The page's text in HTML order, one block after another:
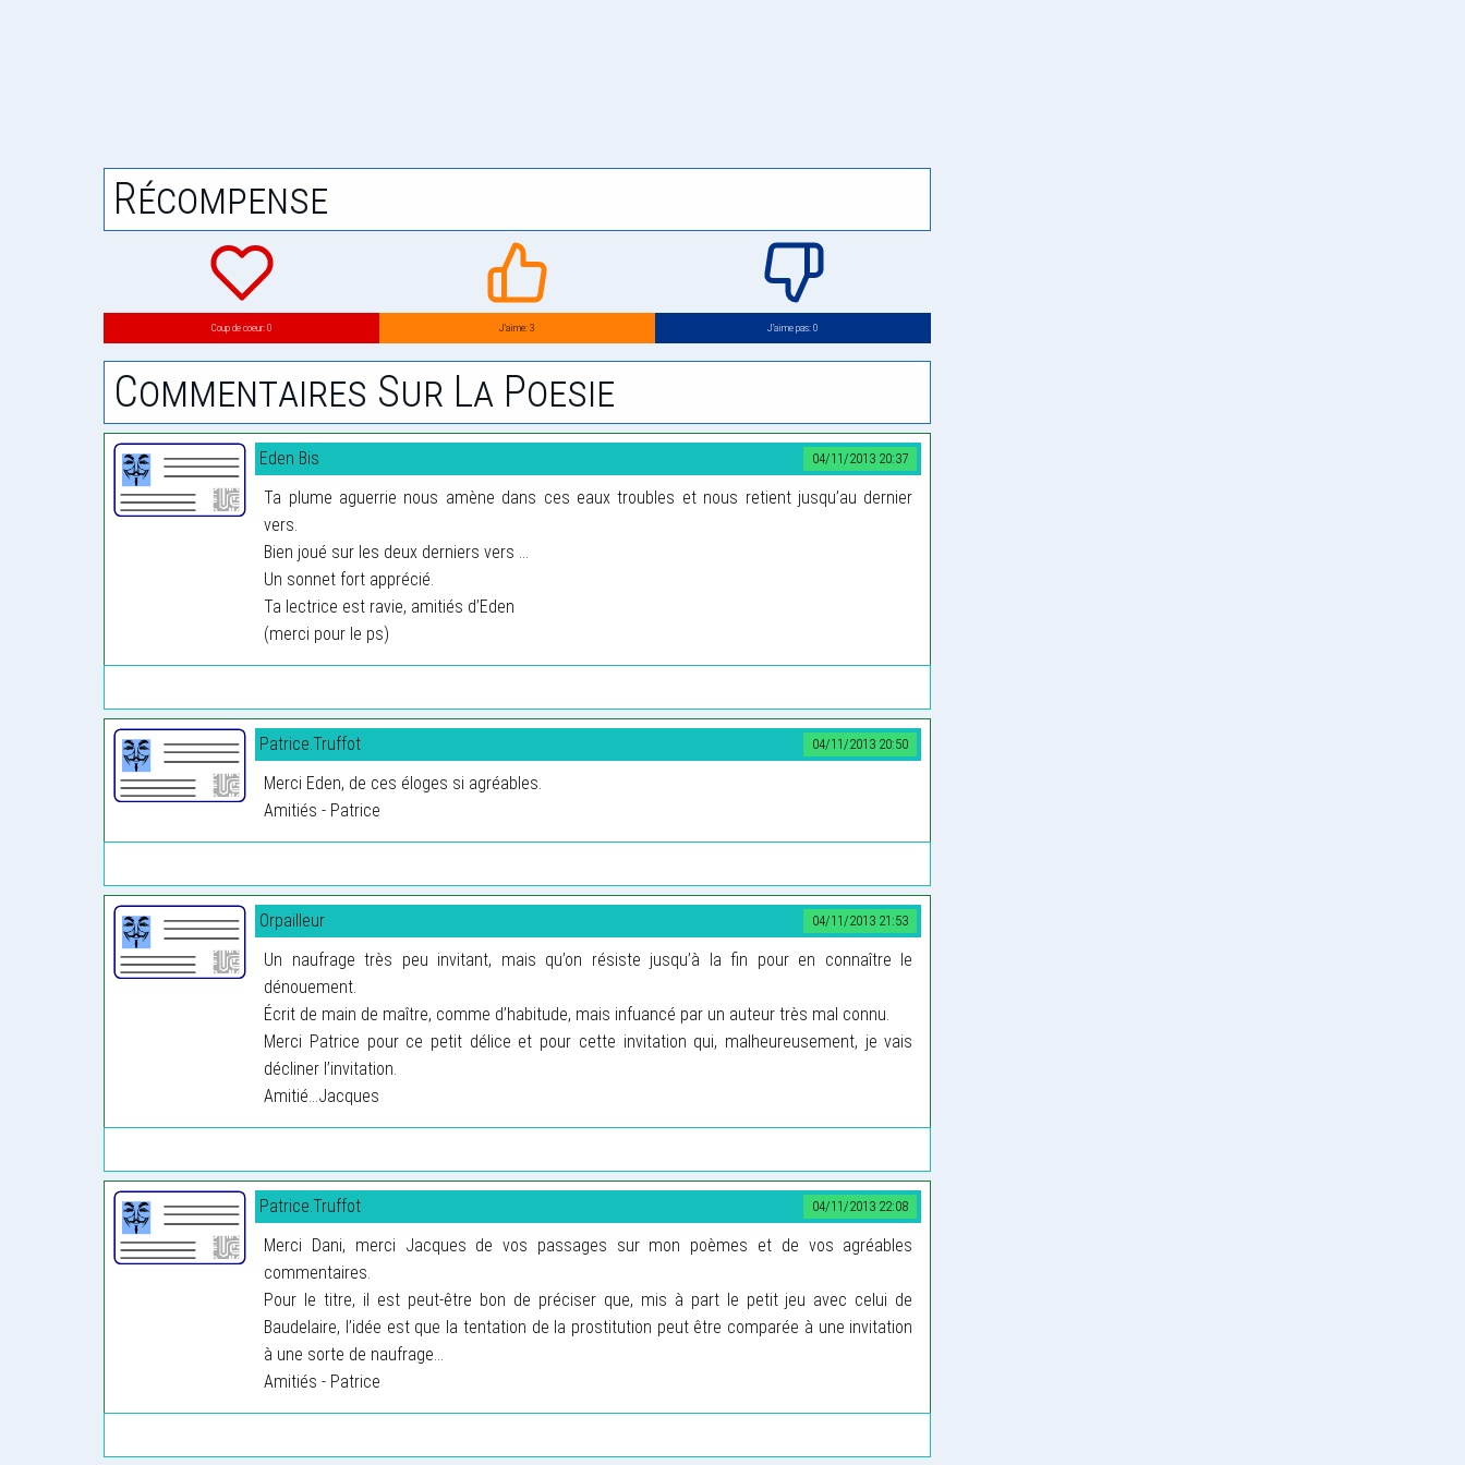
Récompense
Coup de coeur: 0 J’aime: 3 J’aime pas: 0
Commentaires Sur La Poesie
04/11/2013 20:37
Eden Bis
Ta plume aguerrie nous amène dans ces eaux troubles et nous retient jusqu’au dernier
vers.
Bien joué sur les deux derniers vers ...
Un sonnet fort apprécié.
Ta lectrice est ravie, amitiés d’Eden
(merci pour le ps)
04/11/2013 20:50
Patrice.Truffot
Merci Eden, de ces éloges si agréables.
Amitiés - Patrice
04/11/2013 21:53
Orpailleur
Un naufrage très peu invitant, mais qu’on résiste jusqu’à la fin pour en connaître le
dénouement.
Écrit de main de maître, comme d’habitude, mais infuancé par un auteur très mal connu.
Merci Patrice pour ce petit délice et pour cette invitation qui, malheureusement, je vais
décliner l’invitation.
Amitié...Jacques
04/11/2013 22:08
Patrice.Truffot
Merci Dani, merci Jacques de vos passages sur mon poèmes et de vos agréables
commentaires.
Pour le titre, il est peut-être bon de préciser que, mis à part le petit jeu avec celui de
Baudelaire, l’idée est que la tentation de la prostitution peut être comparée à une invitation
à une sorte de naufrage...
Amitiés - Patrice